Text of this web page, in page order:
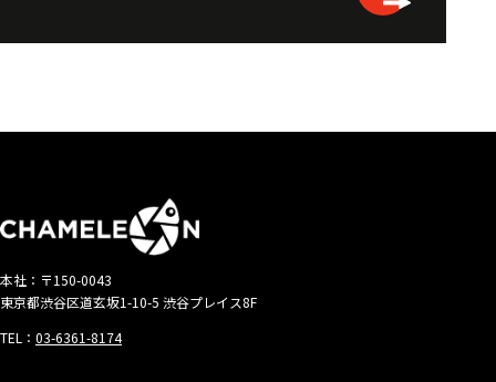
本社：〒150-0043
東京都渋谷区道玄坂1-10-5 渋谷プレイス8F
TEL： 03-6361-8174